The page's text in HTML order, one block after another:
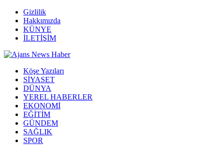
Gizlilik
Hakkımızda
KÜNYE
İLETİŞİM
Köşe Yazıları
SİYASET
DÜNYA
YEREL HABERLER
EKONOMİ
EĞİTİM
GÜNDEM
SAĞLIK
SPOR